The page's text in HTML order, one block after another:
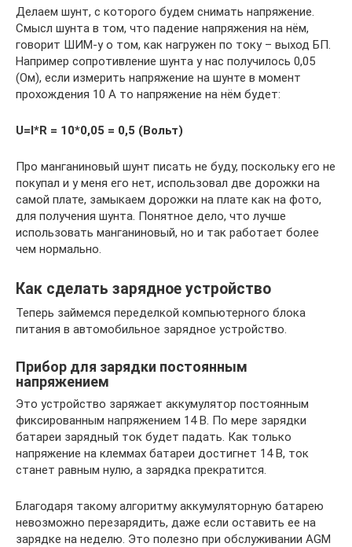
Делаем шунт, с которого будем снимать напряжение.
Смысл шунта в том, что падение напряжения на нём,
говорит ШИМ-у о том, как нагружен по току – выход БП.
Например сопротивление шунта у нас получилось 0,05
(Ом), если измерить напряжение на шунте в момент
прохождения 10 А то напряжение на нём будет:
U=I*R = 10*0,05 = 0,5 (Вольт)
Про манганиновый шунт писать не буду, поскольку его не
покупал и у меня его нет, использовал две дорожки на
самой плате, замыкаем дорожки на плате как на фото,
для получения шунта. Понятное дело, что лучше
использовать манганиновый, но и так работает более
чем нормально.
Как сделать зарядное устройство
Теперь займемся переделкой компьютерного блока
питания в автомобильное зарядное устройство.
Прибор для зарядки постоянным
напряжением
Это устройство заряжает аккумулятор постоянным
фиксированным напряжением 14 В. По мере зарядки
батареи зарядный ток будет падать. Как только
напряжение на клеммах батареи достигнет 14 В, ток
станет равным нулю, а зарядка прекратится.
Благодаря такому алгоритму аккумуляторную батарею
невозможно перезарядить, даже если оставить ее на
зарядке на неделю. Это полезно при обслуживании AGM